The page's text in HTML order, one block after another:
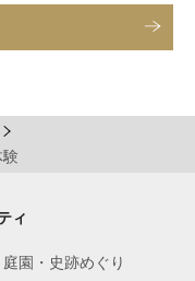
ィ
庭園・史跡めぐり